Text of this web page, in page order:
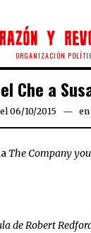
ORGANIZACIÓN
Che a
06/10/2015 en
The Company
de Robert